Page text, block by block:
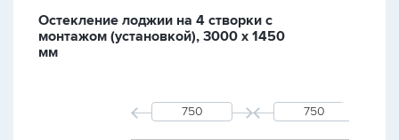
Остекление лоджии на 4 створки с
монтажом (установкой), 3000 х 1450
мм